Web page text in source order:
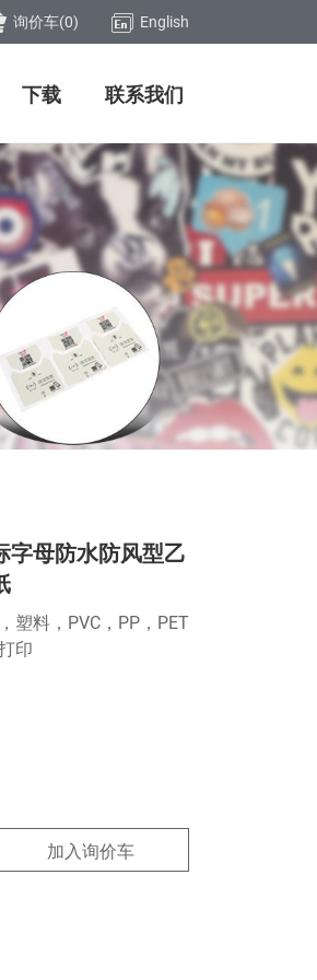
English
询价车(0)
下载 联系我们
字母防水防风型乙
塑料，PVC，PP，PET
印
加入询价车